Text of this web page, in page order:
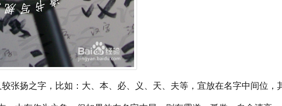
张扬之字，比如：大、本、必、义、天、夫等，宜放在名字中间位，